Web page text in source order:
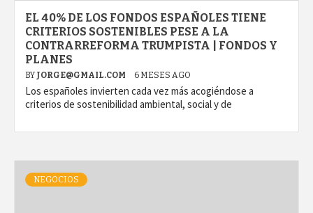
EL 40% DE LOS FONDOS ESPAÑOLES TIENE
CRITERIOS SOSTENIBLES PESE A LA
CONTRARREFORMA TRUMPISTA | FONDOS Y
PLANES
BY JORGE@GMAIL.COM 6 MESES AGO
Los españoles invierten cada vez más acogiéndose a
criterios de sostenibilidad ambiental, social y de
NEGOCIOS